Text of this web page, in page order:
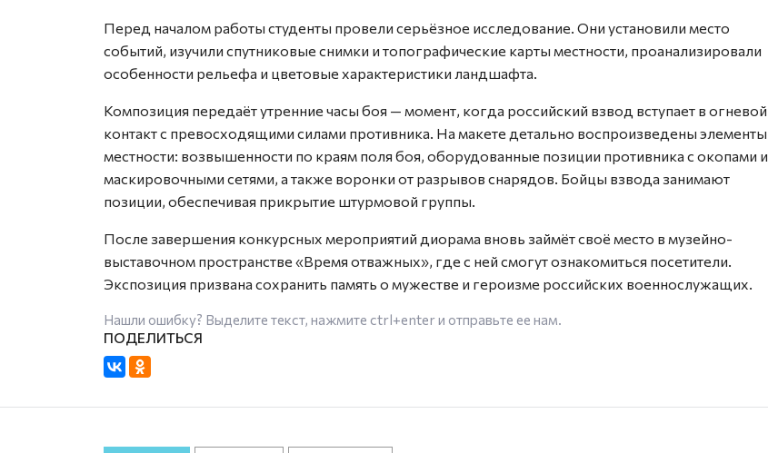
Перед началом работы студенты провели серьёзное исследование. Они установили место
событий, изучили спутниковые снимки и топографические карты местности, проанализировали
особенности рельефа и цветовые характеристики ландшафта.
Композиция передаёт утренние часы боя — момент, когда российский взвод вступает в огневой
контакт с превосходящими силами противника. На макете детально воспроизведены элементы
местности: возвышенности по краям поля боя, оборудованные позиции противника с окопами и
маскировочными сетями, а также воронки от разрывов снарядов. Бойцы взвода занимают
позиции, обеспечивая прикрытие штурмовой группы.
После завершения конкурсных мероприятий диорама вновь займёт своё место в музейно-
выставочном пространстве «Время отважных», где с ней смогут ознакомиться посетители.
Экспозиция призвана сохранить память о мужестве и героизме российских военнослужащих.
Нашли ошибку? Выделите текст, нажмите ctrl+enterи отправьте ее нам.